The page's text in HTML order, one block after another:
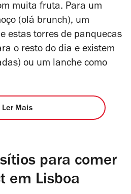
muita fruta. Para um
(olá brunch), um
estas torres de panquecas
o resto do dia e existem
ou um lanche como
Ler Mais
para comer
em Lisboa